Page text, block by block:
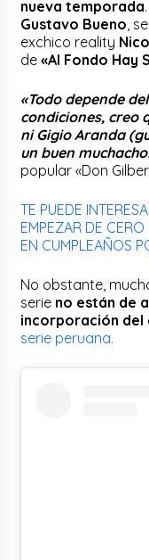
nueva temporada
Gustavo Bueno ,
exchico reality
de«Al Fondo Hay
«Todo depende
condiciones, creo
ni Gigio Aranda
un buen
popular «Don
TE PUEDE
EMPEZAR DE
EN CUMPLEAÑOS
No obstante,
serie no están de
incorporación del
serie peruana.